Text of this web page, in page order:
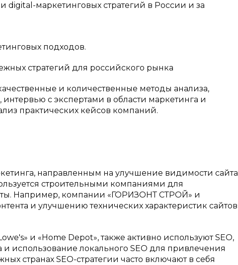
маркетинговых стратегий в России и за
подходов.
стратегий для российского рынка
и количественные методы анализа,
с экспертами в области маркетинга и
практических кейсов компаний.
направленным на улучшение видимости сайта
строительными компаниями для
Например, компании «ГОРИЗОНТ СТРОЙ» и
и улучшению технических характеристик сайтов
и «Home Depot», также активно используют SEO,
и использование локального SEO для привлечения
странах SEO-стратегии часто включают в себя